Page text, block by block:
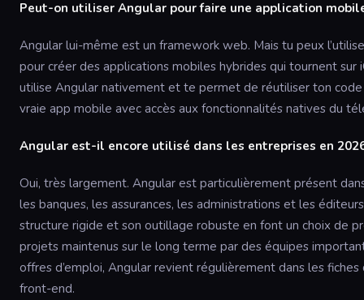
Peut-on utiliser Angular pour faire une application
Angular lui-même est un framework web. Mais tu peux
pour créer des applications mobiles hybrides qui tournent sur
utilise Angular nativement et te permet de réutiliser ton
vraie app mobile avec accès aux fonctionnalités natives du
Angular est-il encore utilisé dans les entreprises en
Oui, très largement. Angular est particulièrement présent
les banques, les assurances, les administrations et les
structure rigide et son outillage robuste en font un choix de
projets maintenus sur le long terme par des équipes
offres d’emploi, Angular revient régulièrement dans les
front-end.